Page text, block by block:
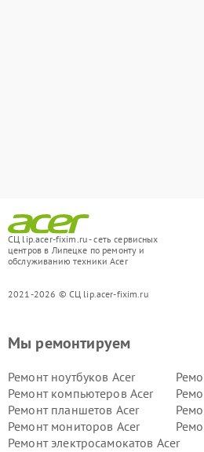
СЦ lip.acer-fixim.ru - сеть сервисных
центров в Липецке по ремонту и
обслуживанию техники Acer
2021-2026 © СЦ lip.acer-fixim.ru
Мы ремонтируем
Ремонт ноутбуков Acer
Ремонт компьютеров Acer
Ремонт планшетов Acer
Ремонт мониторов Acer
Ремонт электросамокатов Acer